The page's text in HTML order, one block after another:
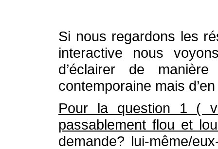
Si nous regardons les
interactive nous
d’éclairer de
contemporaine mais
Pour la question 1 (
passablement flou et
demande? lui-même/